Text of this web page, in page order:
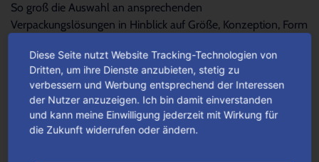
So groß die Auswahl an ansprechenden
Verpackungslösungen in Hinblick auf Größe, Konzeption, Form
Für jeden Anlass Verpackungen
wunschgemäß konfigurieren
Je nach Verpackungstyp kannst du ganz einfach deine
Diese Seite nutzt Website Tracking-Technologien von
Dritten, um ihre Dienste anzubieten, stetig zu
verbessern und Werbung entsprechend der Interessen
der Nutzer anzuzeigen. Ich bin damit einverstanden
und kann meine Einwilligung jederzeit mit Wirkung für
die Zukunft widerrufen oder ändern.